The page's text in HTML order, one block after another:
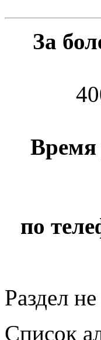
За
Время
по
Раздел
Список